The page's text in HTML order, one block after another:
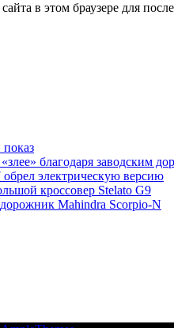
в этом браузере для
благодаря заводским
электрическую версию
кроссовер Stelato G9
Mahindra Scorpio-N